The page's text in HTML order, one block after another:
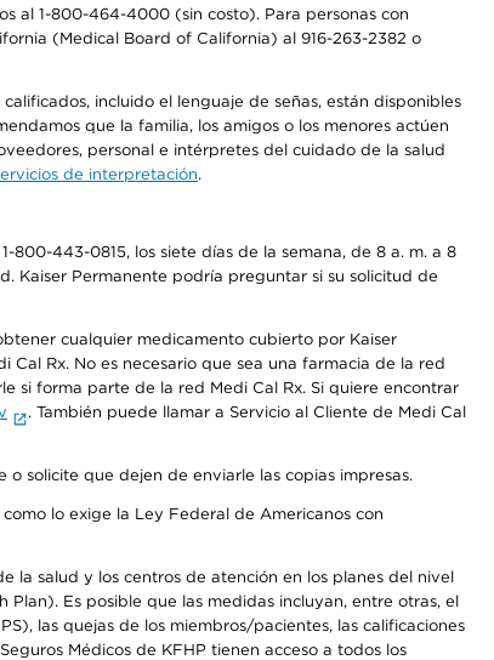
al 1-800-464-4000 (sin costo). Para personas con
(Medical Board of California) al 916-263-2382 o
incluido el lenguaje de señas, están disponibles
que la familia, los amigos o los menores actúen
personal e intérpretes del cuidado de la salud
de interpretación.
443-0815, los siete días de la semana, de 8 a. m. a 8
Kaiser Permanente podría preguntar si su solicitud de
cualquier medicamento cubierto por Kaiser
Rx. No es necesario que sea una farmacia de la red
si forma parte de la red Medi Cal Rx. Si quiere encontrar
. También puede llamar a Servicio al Cliente de Medi Cal
solicite que dejen de enviarle las copias impresas.
lo exige la Ley Federal de Americanos con
la salud y los centros de atención en los planes del nivel
Es posible que las medidas incluyan, entre otras, el
las quejas de los miembros/pacientes, las calificaciones
Médicos de KFHP tienen acceso a todos los